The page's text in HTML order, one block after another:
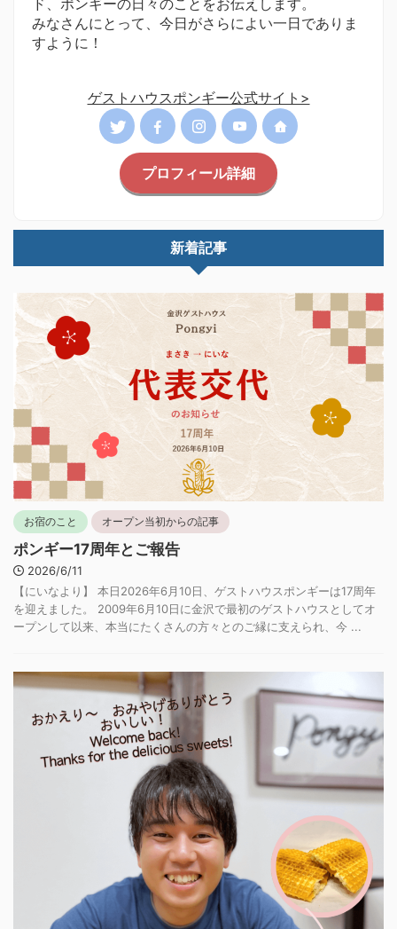
ド、ポンギーの日々のことをお伝えします。
みなさんにとって、今日がさらによい一日でありま
すように！
ゲストハウスポンギー公式サイト>
プロフィール詳細
新着記事
お宿のこと オープン当初からの記事
ポンギー17周年とご報告
2026/6/11
【にいなより】 本日2026年6月10日、ゲストハウスポンギーは17周年
を迎えました。 2009年6月10日に金沢で最初のゲストハウスとしてオ
ープンして以来、本当にたくさんの方々とのご縁に支えられ、今 ...